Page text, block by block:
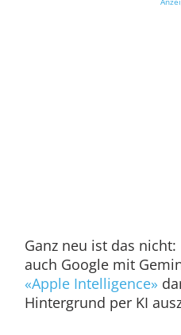
Ganz neu ist das
auch Google mit
«Apple Intelligence»
Hintergrund per KI